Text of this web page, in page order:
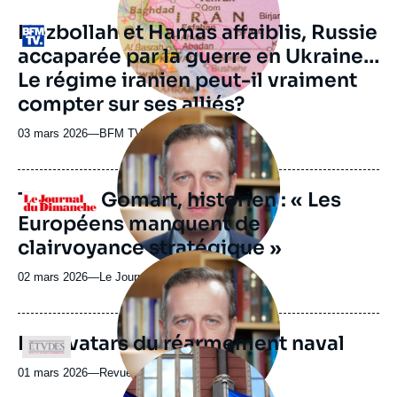
Logo
Hezbollah et Hamas affaiblis, Russie
accaparée par la guerre en Ukraine…
Le régime iranien peut-il vraiment
compter sur ses alliés?
03 mars 2026—Nom
journal,
revue
ou
émission
BFM TV
Logo
Image
principale
médiatique
Thomas Gomart, historien : « Les
Européens manquent de
clairvoyance stratégique »
02 mars 2026—Nom
journal,
revue
ou
émission
Le Journal du Dimanche
Logo
Image
principale
médiatique
Les avatars du réarmement naval
01 mars 2026—Nom
Revue Études
Image
principale
médiatique